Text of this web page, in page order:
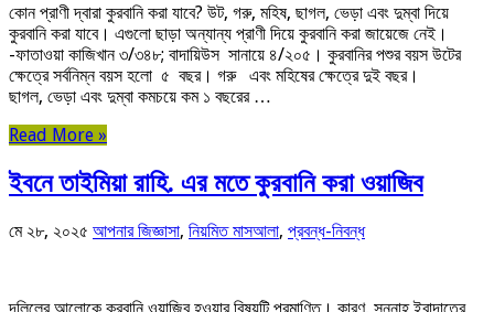
কোন প্রাণী দ্বারা কুরবানি করা যাবে? উট, গরু, মহিষ, ছাগল, ভেড়া এবং দুম্বা দিয়ে
কুরবানি করা যাবে। এগুলো ছাড়া অন্যান্য প্রাণী দিয়ে কুরবানি করা জায়েজে নেই।
-ফাতাওয়া কাজিখান ৩/৩৪৮; বাদায়িউস সানায়ে ৪/২০৫। কুরবানির পশুর বয়স উটের
ক্ষেত্রে সর্বনিম্ন বয়স হলো ৫ বছর। গরু এবং মহিষের ক্ষেত্রে দুই বছর।
ছাগল, ভেড়া এবং দুম্বা কমচয়ে কম ১ বছরের …
Read More »
ইবনে তাইমিয়া রাহি. এর মতে কুরবানি করা ওয়াজিব
মে ২৮, ২০২৫ আপনার জিজ্ঞাসা, নিয়মিত মাসআলা, প্রবন্ধ-নিবন্ধ
দলিলের আলোকে কুরবানি ওয়াজিব হওয়ার বিষয়টি প্রমাণিত। কারণ, সুন্নাহ ইবাদাতের